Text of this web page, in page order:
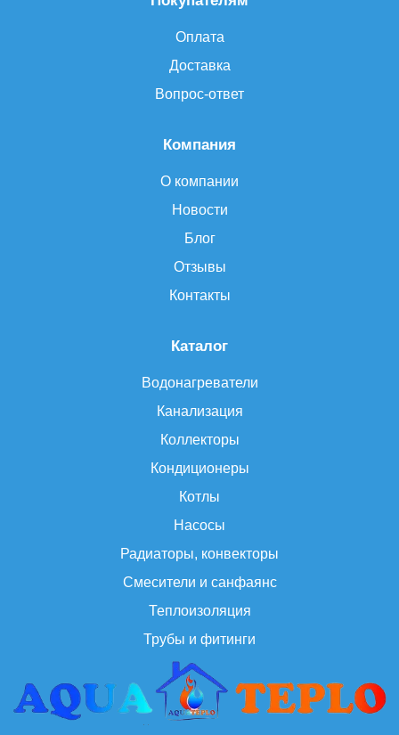
Каталог
Водонагреватели
Канализация
Коллекторы
Кондиционеры
Котлы
Насосы
Радиаторы, конвекторы
Смесители и санфаянс
Теплоизоляция
Трубы и фитинги
Компания
О компании
Новости
Блог
Отзывы
Контакты
Оплата
Доставка
Вопрос-ответ